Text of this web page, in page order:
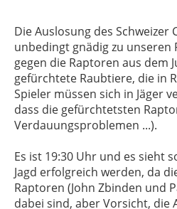
Die Auslosung des Schweizer
unbedingt gnädig zu unseren
gegen die Raptoren aus dem
gefürchtete Raubtiere, die in
Spieler müssen sich in Jäger
dass die gefürchtetsten
Verdauungsproblemen ...).
Es ist 19:30 Uhr und es sieht
Jagd erfolgreich werden, da
Raptoren (John Zbinden und
dabei sind, aber Vorsicht, die